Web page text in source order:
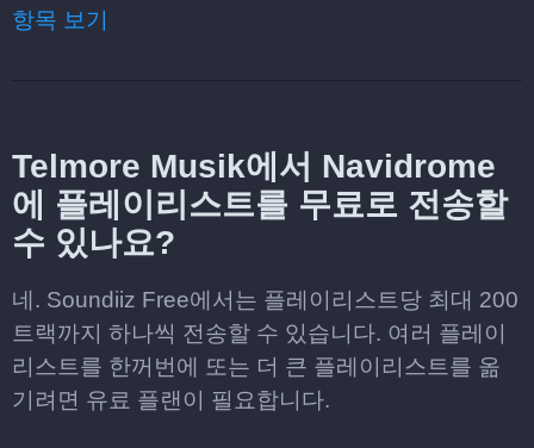
항목 보기
Telmore Musik에서 Navidrome
에 플레이리스트를 무료로 전송할
수 있나요?
네. Soundiiz Free에서는 플레이리스트당 최대 200
트랙까지 하나씩 전송할 수 있습니다. 여러 플레이
리스트를 한꺼번에 또는 더 큰 플레이리스트를 옮
기려면 유료 플랜이 필요합니다.